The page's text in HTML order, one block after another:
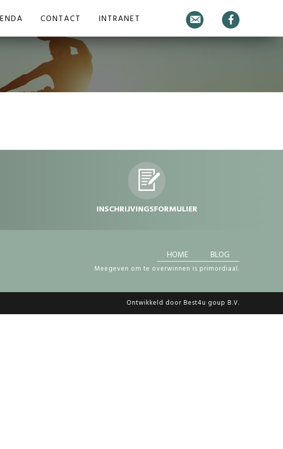
CONTACT INTRANET E-
mail
Facebook
INSCHRIJVINGSFORMULIER
HOME BLOG
Meegeven om te overwinnen is primordiaal.
Ontwikkeld door Best4u goup B.V.